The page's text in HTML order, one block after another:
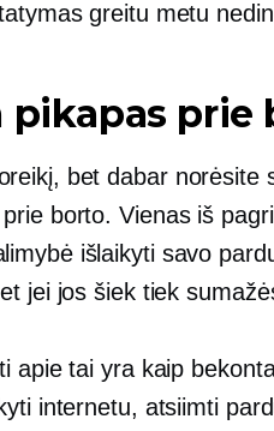
greitu metu
pikapas prie
bet dabar norėsite
borto. Vienas iš
išlaikyti savo
jei jos šiek tiek
apie tai yra kaip
internetu, atsiimti